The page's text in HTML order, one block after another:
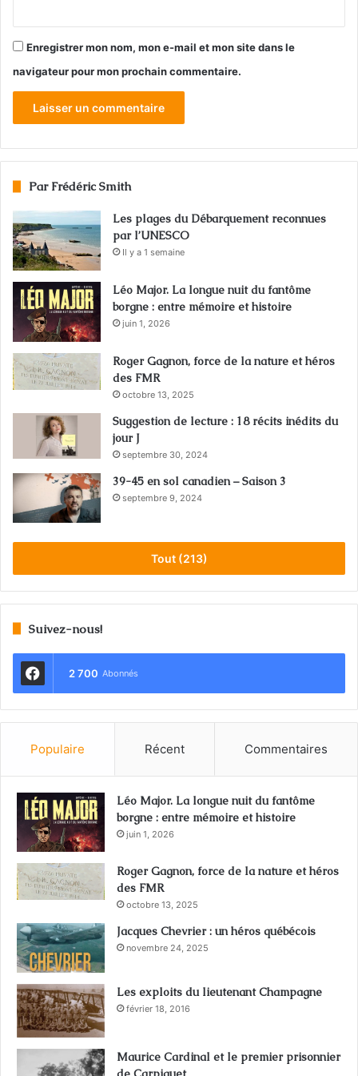
Enregistrer mon nom, mon e-mail et mon site dans le
navigateur pour mon prochain commentaire.
Par Frédéric Smith
Les plages du Débarquement reconnues
par l’UNESCO
Il y a 1 semaine
Léo Major. La longue nuit du fantôme
borgne : entre mémoire et histoire
juin 1, 2026
Roger Gagnon, force de la nature et héros
des FMR
octobre 13, 2025
Suggestion de lecture : 18 récits inédits du
jour J
septembre 30, 2024
39-45 en sol canadien – Saison 3
septembre 9, 2024
Tout (213)
Suivez-nous!
2 700 Abonnés
Populaire Récent Commentaires
Léo Major. La longue nuit du fantôme
borgne : entre mémoire et histoire
juin 1, 2026
Roger Gagnon, force de la nature et héros
des FMR
octobre 13, 2025
Jacques Chevrier : un héros québécois
novembre 24, 2025
Les exploits du lieutenant Champagne
février 18, 2016
Maurice Cardinal et le premier prisonnier